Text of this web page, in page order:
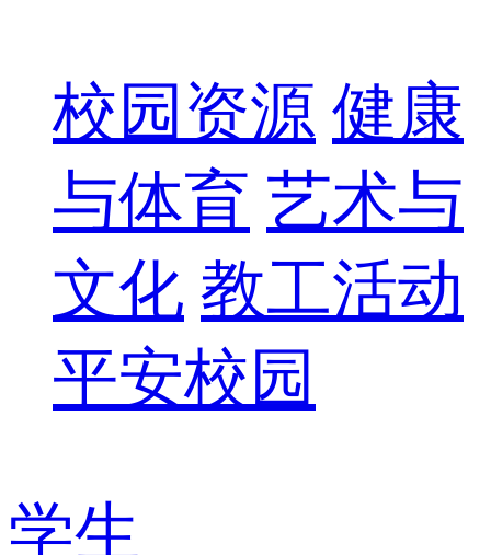
校园资源 健康
与体育 艺术与
文化 教工活动
平安校园
学生